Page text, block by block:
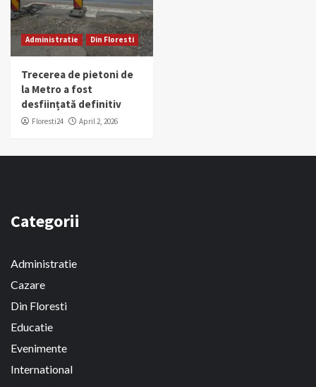
Administratie Din Floresti
Trecerea de pietoni de
la Metro a fost
desființată definitiv
Floresti24 April 2, 2026
Categorii
Administratie
Cazare
Din Floresti
Educatie
Evenimente
International